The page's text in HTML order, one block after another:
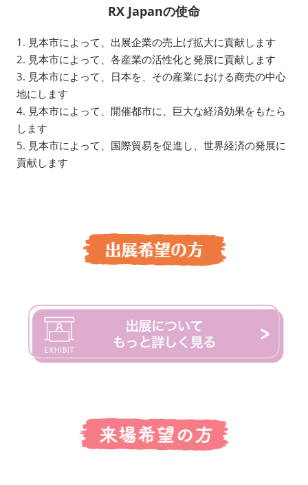
RX Japanの使命
1. 見本市によって、出展企業の売上げ拡大に貢献します
2. 見本市によって、各産業の活性化と発展に貢献します
3. 見本市によって、日本を、その産業における商売の中心
地にします
4. 見本市によって、開催都市に、巨大な経済効果をもたら
します
5. 見本市によって、国際貿易を促進し、世界経済の発展に
貢献します